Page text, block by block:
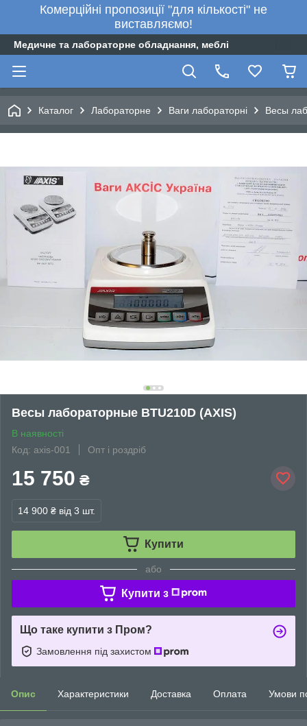
Комерційні пропозиції "для кількості" не
виставляємо!
Медичне та лабораторне обладнання, меблі
Каталог Лабораторне Ваги лабораторні Весы
Весы лабораторные BTU210D (АХIS)
В наявності
Код: axis-001
Опт і роздріб
15 750 ₴
14 900 ₴ від 3 шт.
Купити
або
Купити з
Що таке купити з Пром?
Замовлення під захистом
Опис Характеристики Доставка Оплата Умови